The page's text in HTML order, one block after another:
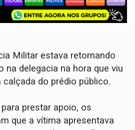
Militar estava retornando
na delegacia na hora que viu
do prédio público.
prestar apoio, os
que a vítima apresentava